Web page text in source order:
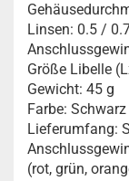
Linsen: 0.5 /
Größe Libelle
Gewicht: 45 g
Farbe: Schwarz
Lieferumfang:
(rot, grün,